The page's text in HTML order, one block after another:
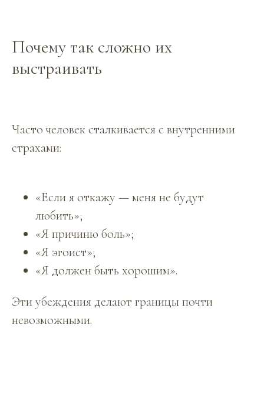
Почему так сложно их
выстраивать
Часто человек сталкивается с внутренними
страхами:
«Если я откажу — меня не будут
любить»;
«Я причиню боль»;
«Я эгоист»;
«Я должен быть хорошим».
Эти убеждения делают границы почти
невозможными.